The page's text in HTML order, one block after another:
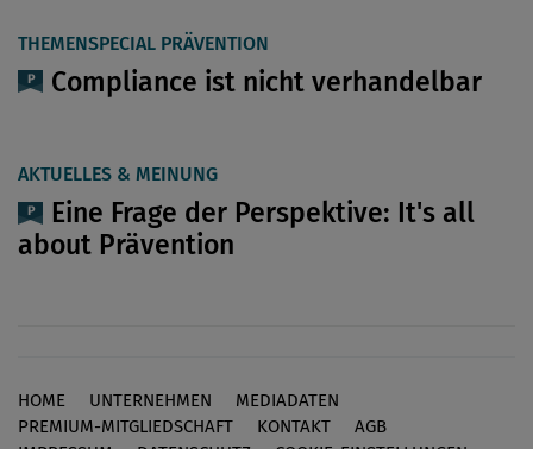
THEMENSPECIAL PRÄVENTION
Compliance ist nicht verhandelbar
AKTUELLES & MEINUNG
Eine Frage der Perspektive: It's all
about Prävention
Footer
HOME UNTERNEHMEN
MEDIADATEN
PREMIUM-MITGLIEDSCHAFT
KONTAKT
AGB